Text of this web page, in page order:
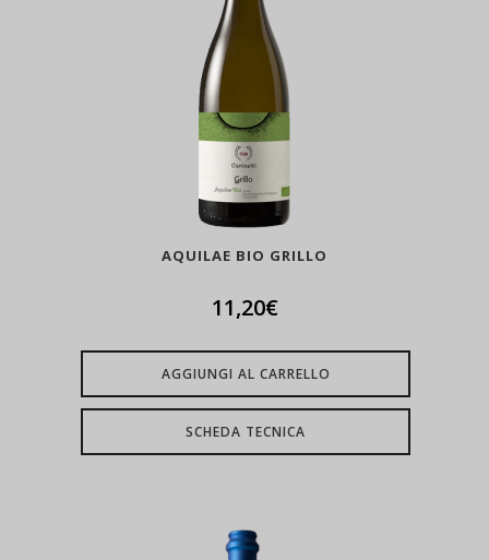
AQUILAE BIO GRILLO
11,20€
AGGIUNGI AL CARRELLO
SCHEDA TECNICA